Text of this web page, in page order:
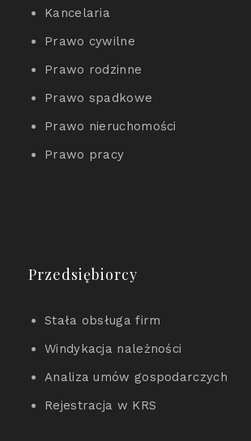
Kancelaria
Prawo cywilne
Prawo rodzinne
Prawo spadkowe
Prawo nieruchomości
Prawo pracy
Przedsiębiorcy
Stała obsługa firm
Windykacja należności
Analiza umów gospodarczych
Rejestracja w KRS